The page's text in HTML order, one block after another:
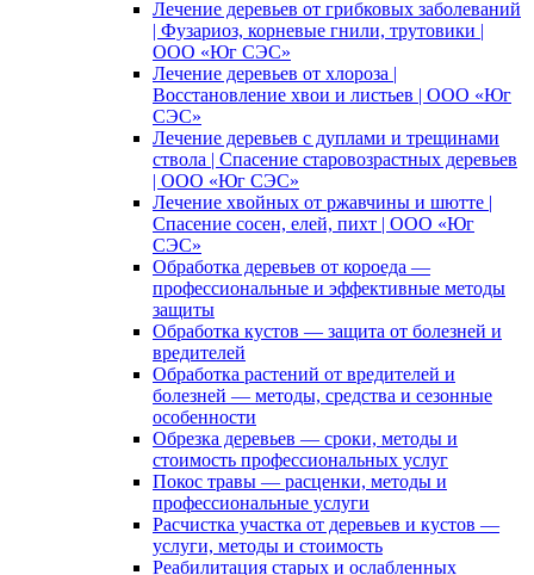
Лечение деревьев от грибковых заболеваний
| Фузариоз, корневые гнили, трутовики |
ООО «Юг СЭС»
Лечение деревьев от хлороза |
Восстановление хвои и листьев | ООО «Юг
СЭС»
Лечение деревьев с дуплами и трещинами
ствола | Спасение старовозрастных деревьев
| ООО «Юг СЭС»
Лечение хвойных от ржавчины и шютте |
Спасение сосен, елей, пихт | ООО «Юг
СЭС»
Обработка деревьев от короеда —
профессиональные и эффективные методы
защиты
Обработка кустов — защита от болезней и
вредителей
Обработка растений от вредителей и
болезней — методы, средства и сезонные
особенности
Обрезка деревьев — сроки, методы и
стоимость профессиональных услуг
Покос травы — расценки, методы и
профессиональные услуги
Расчистка участка от деревьев и кустов —
услуги, методы и стоимость
Реабилитация старых и ослабленных